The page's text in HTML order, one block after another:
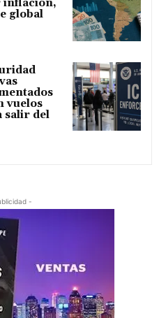
inflación,
global
vuelos
salir del
-